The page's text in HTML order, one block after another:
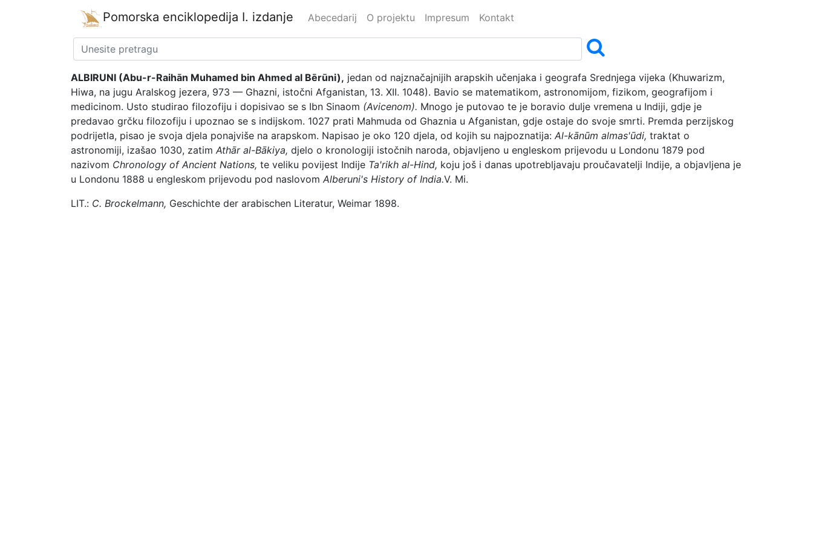
Pomorska enciklopedija I. izdanje Abecedarij O projektu Impresum Kontakt
ALBIRUNI (Abu-r-Raihān Muhamed bin Ahmed al Bērūni), jedan od najznačajnijih arapskih učenjaka i geografa Srednjega vijeka (Khuwarizm,
Hiwa, na jugu Aralskog jezera, 973 — Ghazni, istočni Afganistan, 13. XII. 1048). Bavio se matematikom, astronomijom, fizikom, geografijom i
medicinom. Usto studirao filozofiju i dopisivao se s Ibn Sinaom (Avicenom). Mnogo je putovao te je boravio dulje vremena u Indiji, gdje je
predavao grčku filozofiju i upoznao se s indijskom. 1027 prati Mahmuda od Ghaznia u Afganistan, gdje ostaje do svoje smrti. Premda perzijskog
podrijetla, pisao je svoja djela ponajviše na arapskom. Napisao je oko 120 djela, od kojih su najpoznatija: Al-kānūm almas'ūdi, traktat o
astronomiji, izašao 1030, zatim Athār al-Bākiya, djelo o kronologiji istočnih naroda, objavljeno u engleskom prijevodu u Londonu 1879 pod
nazivom Chronology of Ancient Nations, te veliku povijest Indije Ta'rikh al-Hind, koju još i danas upotrebljavaju proučavatelji Indije, a objavljena je
u Londonu 1888 u engleskom prijevodu pod naslovom Alberuni's History of India.V. Mi.
LIT.: C. Brockelmann, Geschichte der arabischen Literatur, Weimar 1898.